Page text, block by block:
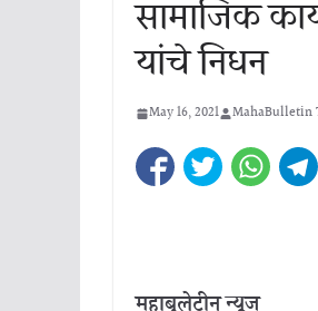
सामाजिक
यांचे निधन
May 16, 2021 MahaBulletin